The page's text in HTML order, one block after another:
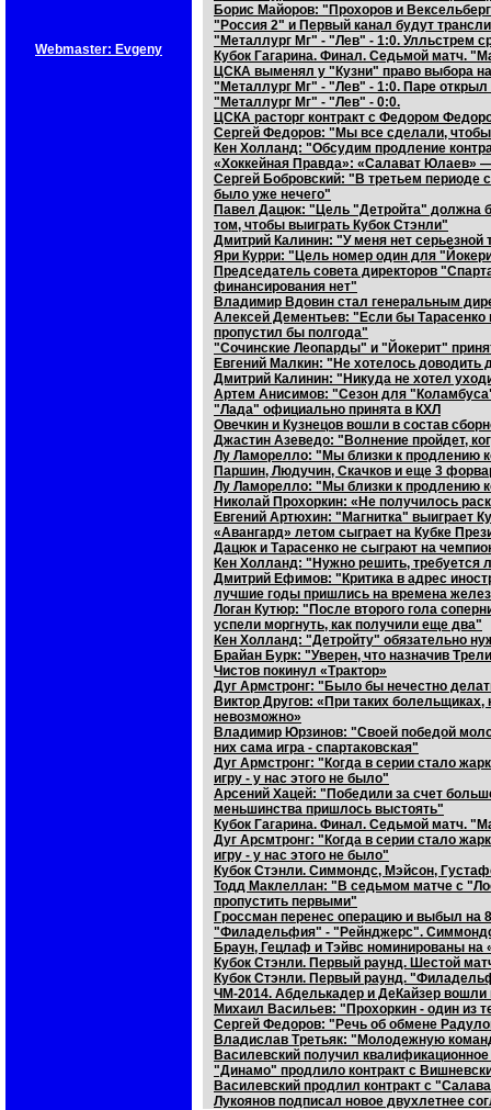
Webmaster: Evgeny
Борис Майоров: "Прохоров и
"Россия 2" и Первый канал будут
"Металлург Мг" - "Лев" - 1:0. Улльстрем
Кубок Гагарина. Финал. Седьмой матч.
ЦСКА выменял у "Кузни" право выбора
"Металлург Мг" - "Лев" - 1:0. Паре открыл
"Металлург Мг" - "Лев" - 0:0.
ЦСКА расторг контракт с Федором
Сергей Федоров: "Мы все сделали,
Кен Холланд: "Обсудим продление
«Хоккейная Правда»: «Салават Юлаев»
Сергей Бобровский: "В третьем периоде
было уже нечего"
Павел Дацюк: "Цель "Детройта" должна
том, чтобы выиграть Кубок Стэнли"
Дмитрий Калинин: "У меня нет серьезной
Яри Курри: "Цель номер один для
Председатель совета директоров
финансирования нет"
Владимир Вдовин стал генеральным
Алексей Дементьев: "Если бы Тарасенко
пропустил бы полгода"
"Сочинские Леопарды" и "Йокерит"
Евгений Малкин: "Не хотелось
Дмитрий Калинин: "Никуда не хотел
Артем Анисимов: "Сезон для
"Лада" официально принята в КХЛ
Овечкин и Кузнецов вошли в состав
Джастин Азеведо: "Волнение пройдет,
Лу Ламорелло: "Мы близки к продлению
Паршин, Людучин, Скачков и еще 3
Лу Ламорелло: "Мы близки к продлению
Николай Прохоркин: «Не получилось
Евгений Артюхин: "Магнитка" выиграет
«Авангард» летом сыграет на Кубке
Дацюк и Тарасенко не сыграют на
Кен Холланд: "Нужно решить, требуется
Дмитрий Ефимов: "Критика в адрес
лучшие годы пришлись на времена
Логан Кутюр: "После второго гола
успели моргнуть, как получили еще два"
Кен Холланд: "Детройту" обязательно
Брайан Бурк: "Уверен, что назначив
Чистов покинул «Трактор»
Дуг Армстронг: "Было бы нечестно
Виктор Другов: «При таких
невозможно»
Владимир Юрзинов: "Своей победой
них сама игра - спартаковская"
Дуг Армстронг: "Когда в серии стало
игру - у нас этого не было"
Арсений Хацей: "Победили за счет
меньшинства пришлось выстоять"
Кубок Гагарина. Финал. Седьмой матч.
Дуг Арсмтронг: "Когда в серии стало
игру - у нас этого не было"
Кубок Стэнли. Симмондс, Мэйсон,
Тодд Маклеллан: "В седьмом матче с
пропустить первыми"
Гроссман перенес операцию и выбыл на
"Филадельфия" - "Рейнджерс".
Браун, Гецлаф и Тэйвс номинированы
Кубок Стэнли. Первый раунд. Шестой
Кубок Стэнли. Первый раунд.
ЧМ-2014. Абделькадер и ДеКайзер
Михаил Васильев: "Прохоркин - один из
Сергей Федоров: "Речь об обмене
Владислав Третьяк: "Молодежную
Василевский получил
"Динамо" продлило контракт с
Василевский продлил контракт с
Лукоянов подписал новое двухлетнее